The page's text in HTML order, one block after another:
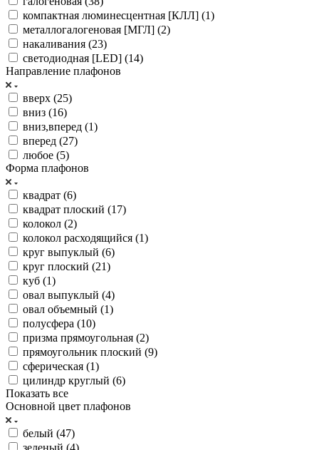
компактная люминесцентная [КЛЛ] (1)
металлогалогеновая [МГЛ] (2)
накаливания (23)
светодиодная [LED] (14)
Направление плафонов
вверх (25)
вниз (16)
вниз,вперед (1)
вперед (27)
любое (5)
Форма плафонов
квадрат (6)
квадрат плоский (17)
колокол (2)
колокол расходящийся (1)
круг выпуклый (6)
круг плоский (21)
куб (1)
овал выпуклый (4)
овал объемный (1)
полусфера (10)
призма прямоугольная (2)
прямоугольник плоский (9)
сферическая (1)
цилиндр круглый (6)
Показать все
Основной цвет плафонов
белый (47)
зеленый (4)